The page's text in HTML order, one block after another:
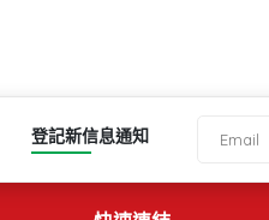
登記新信息通知